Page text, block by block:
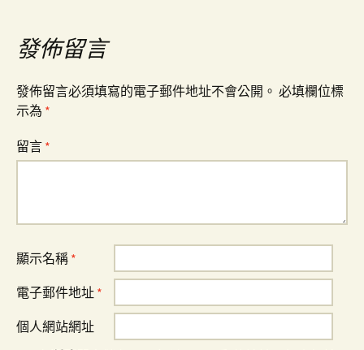
覽發佈留言
發佈留言必須填寫的電子郵件地址不會公開。 必填欄位標
示為 *
留言 *
顯示名稱 *
電子郵件地址 *
個人網站網址